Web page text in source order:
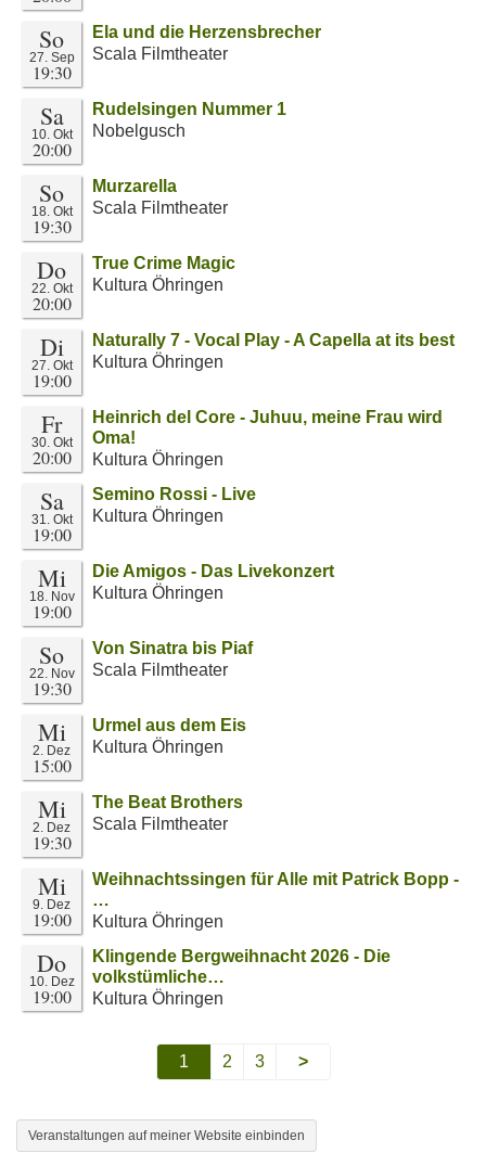
So
27. Sep
19:30
Ela und die Herzensbrecher
Scala Filmtheater
Sa
10. Okt
20:00
Rudelsingen Nummer 1
Nobelgusch
So
18. Okt
19:30
Murzarella
Scala Filmtheater
Do
22. Okt
20:00
True Crime Magic
Kultura Öhringen
Di
27. Okt
19:00
Naturally 7 - Vocal Play - A Capella at its best
Kultura Öhringen
Fr
30. Okt
20:00
Heinrich del Core - Juhuu, meine Frau wird
Oma!
Kultura Öhringen
Sa
31. Okt
19:00
Semino Rossi - Live
Kultura Öhringen
Mi
18. Nov
19:00
Die Amigos - Das Livekonzert
Kultura Öhringen
So
22. Nov
19:30
Von Sinatra bis Piaf
Scala Filmtheater
Mi
2. Dez
15:00
Urmel aus dem Eis
Kultura Öhringen
Mi
2. Dez
19:30
The Beat Brothers
Scala Filmtheater
Mi
9. Dez
19:00
Weihnachtssingen für Alle mit Patrick Bopp -
…
Kultura Öhringen
Do
10. Dez
19:00
Klingende Bergweihnacht 2026 - Die
volkstümliche…
Kultura Öhringen
1 2 3 >
Veranstaltungen auf meiner Website einbinden